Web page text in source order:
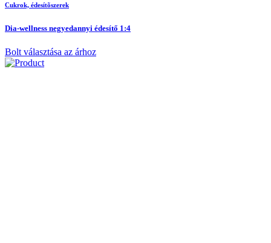
Cukrok, édesítõszerek
Dia-wellness negyedannyi édesítő 1:4
Bolt választása az árhoz